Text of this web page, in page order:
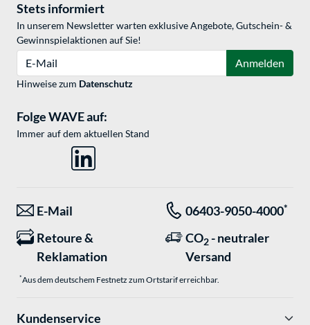
Stets informiert
In unserem Newsletter warten exklusive Angebote, Gutschein- &
Gewinnspielaktionen auf Sie!
Anmelden
Hinweise zum Datenschutz
Folge WAVE auf:
Immer auf dem aktuellen Stand
E-Mail 06403-9050-4000*
Retoure &
Reklamation
CO2 - neutraler
Versand
*Aus dem deutschem Festnetz zum Ortstarif erreichbar.
Kundenservice